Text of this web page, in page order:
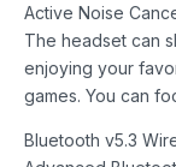
Active Noise
The headset can
enjoying your
games. You can
Bluetooth v5.3